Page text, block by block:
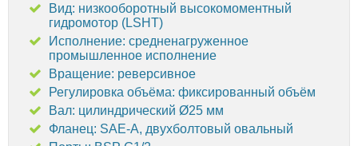
Вид: низкооборотный высокомоментный
гидромотор (LSHT)
Исполнение: средненагруженное
промышленное исполнение
Вращение: реверсивное
Регулировка объёма: фиксированный объём
Вал: цилиндрический Ø25 мм
Фланец: SAE-A, двухболтовый овальный